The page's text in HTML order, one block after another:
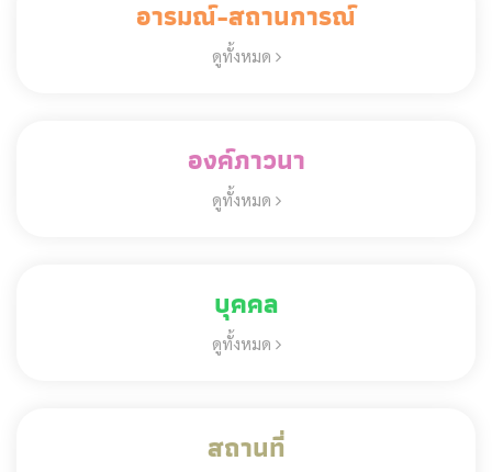
อารมณ์-สถานการณ์
ดูทั้งหมด
องค์ภาวนา
ดูทั้งหมด
บุคคล
ดูทั้งหมด
สถานที่